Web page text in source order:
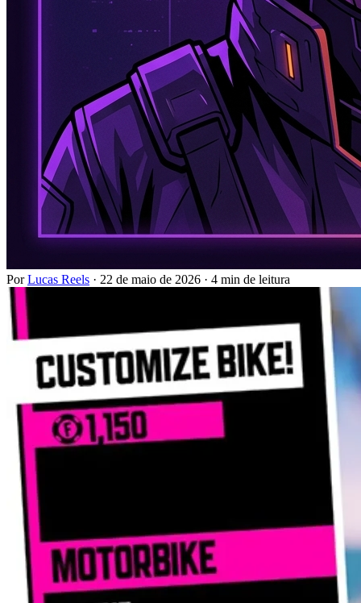
PorLucas Reels · 22 de maio de 2026 · 4 min de leitura